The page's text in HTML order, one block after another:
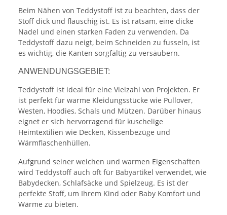
Beim Nähen von Teddystoff ist zu beachten, dass der
Stoff dick und flauschig ist. Es ist ratsam, eine dicke
Nadel und einen starken Faden zu verwenden. Da
Teddystoff dazu neigt, beim Schneiden zu fusseln, ist
es wichtig, die Kanten sorgfältig zu versäubern.
ANWENDUNGSGEBIET:
Teddystoff ist ideal für eine Vielzahl von Projekten. Er
ist perfekt für warme Kleidungsstücke wie Pullover,
Westen, Hoodies, Schals und Mützen. Darüber hinaus
eignet er sich hervorragend für kuschelige
Heimtextilien wie Decken, Kissenbezüge und
Wärmflaschenhüllen.
Aufgrund seiner weichen und warmen Eigenschaften
wird Teddystoff auch oft für Babyartikel verwendet, wie
Babydecken, Schlafsäcke und Spielzeug. Es ist der
perfekte Stoff, um Ihrem Kind oder Baby Komfort und
Wärme zu bieten.